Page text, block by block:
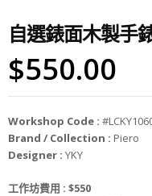
自選錶面木製手
$550.00
Workshop Code :
Brand / Collection : Piero
Designer : YKY
工作坊費用 : $550